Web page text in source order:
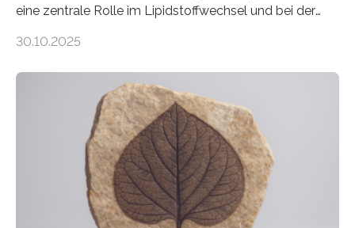
eine zentrale Rolle im Lipidstoffwechsel und bei der
erfüllen können, müssen zahlreiche Enzyme präzise in
der Ruhr-Universität Bochum um Prof. Dr. Ralf Erdmann
und Dr. Ismaila Francis Yusuf hat nun einen bislang
unbekannten Qualitätskontrollmechanismus des
peroxisomalen Proteintransports in der Bäckerhefe
Saccharomyces cerevisiae entdeckt, der für die
Funktionsfähigkeit der Organellen entscheidend ist. Die
Studie wurde am 28. Oktober 2025 in der
Fachzeitschrift…
30.10.2025